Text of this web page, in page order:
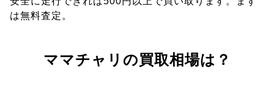
は無料査定。
ママチャリの買取相場は？